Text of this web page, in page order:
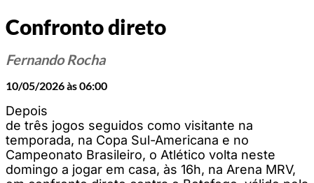
Confronto direto
Fernando Rocha
10/05/2026 às 06:00
Depois
de três jogos seguidos como visitante na
temporada, na Copa Sul-Americana e no
Campeonato Brasileiro, o Atlético volta neste
domingo a jogar em casa, às 16h, na Arena MRV,